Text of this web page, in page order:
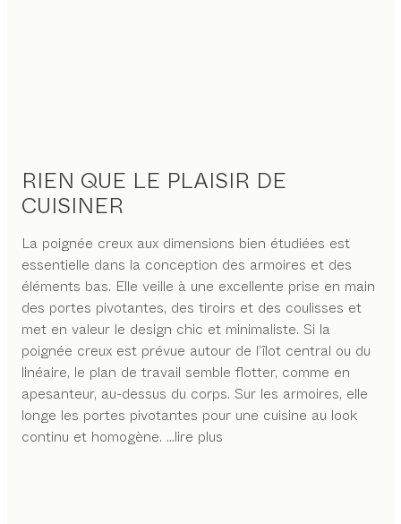
RIEN QUE LE PLAISIR DE
CUISINER
La poignée creux aux dimensions bien étudiées est
essentielle dans la conception des armoires et des
éléments bas. Elle veille à une excellente prise en main
des portes pivotantes, des tiroirs et des coulisses et
met en valeur le design chic et minimaliste. Si la
poignée creux est prévue autour de l’îlot central ou du
linéaire, le plan de travail semble flotter, comme en
apesanteur, au-dessus du corps. Sur les armoires, elle
longe les portes pivotantes pour une cuisine au look
continu et homogène. ...lire plus